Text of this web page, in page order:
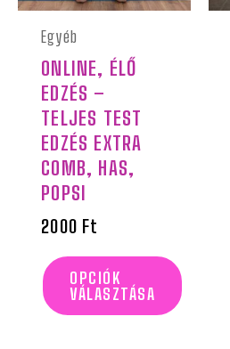
Egyéb
ONLINE, ÉLŐ
EDZÉS –
TELJES TEST
EDZÉS EXTRA
COMB, HAS,
POPSI
2000 Ft
OPCIÓK
VÁLASZTÁSA
van.
A
változatok
a
termékoldalon
választhatók
ki